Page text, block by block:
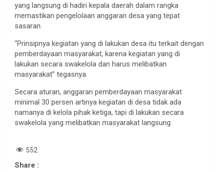
yang langsung di hadiri kepala daerah dalam rangka
memastikan pengelolaan anggaran desa yang tepat
sasaran.
“Prinsipnya kegiatan yang di lakukan desa itu terkait dengan
pemberdayaan masyarakat, karena kegiatan yang di
lakukan secara swakelola dan harus melibatkan
masyarakat” tegasnya.
Secara aturan, anggaran pemberdayaan masyarakat
minimal 30 persen artinya kegiatan di desa tidak ada
namanya di kelola pihak ketiga, tapi di lakukan secara
swakelola yang melibatkan masyarakat langsung.
552
Share :